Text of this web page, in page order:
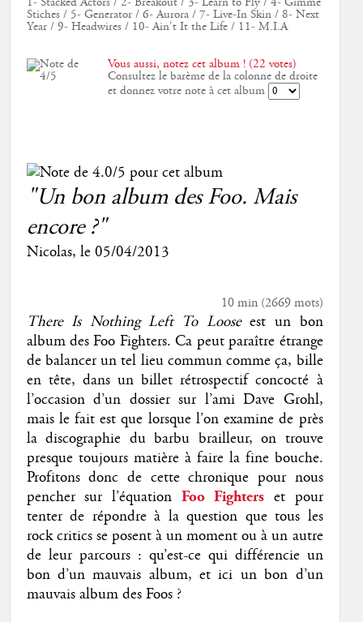
Stiches / 5- Generator / 6- Aurora / 7- Live-In Skin / 8- Next
Year / 9- Headwires / 10- Ain't It the Life / 11- M.I.A
Vous aussi, notez cet album ! (22 votes)
Consultez le barème de la colonne de droite
et donnez votre note à cet album
"Un bon album des Foo. Mais
encore ?"
Nicolas, le 05/04/2013
10 min(2669mots)
There Is Nothing Left To Looseest un bon
album des Foo Fighters. Ca peut paraître étrange
de balancer un tel lieu commun comme ça, bille
en tête, dans un billet rétrospectif concocté à
l’occasion d’un dossier sur l’ami Dave Grohl,
mais le fait est que lorsque l’on examine de près
la discographie du barbu brailleur, on trouve
presque toujours matière à faire la fine bouche.
Profitons donc de cette chronique pour nous
pencher sur l’équationFoo Fighters et pour
tenter de répondre à la question que tous les
rock critics se posent à un moment ou à un autre
de leur parcours : qu’est-ce qui différencie un
bon d’un mauvais album, et ici un bon d’un
mauvais album des Foos ?